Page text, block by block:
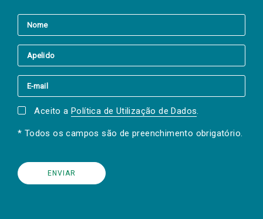
Aceito a Política de Utilização de Dados.
* Todos os campos são de preenchimento obrigatório.